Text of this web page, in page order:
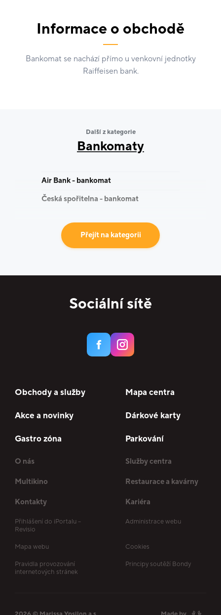
Informace o obchodě
Bankomat se nachází přímo u venkovní jednotky
Raiffeisen bank.
Další z kategorie
Bankomaty
Air Bank - bankomat
Česká spořitelna - bankomat
Přejít na kategorii
Sociální sítě
Obchody a služby Mapa centra
Akce a novinky Dárkové karty
Gastro zóna Parkování
O nás Služby centra
Multikino Restaurace a kavárny
Kontakty Kariéra
Přihlášení do iPortalu –
Revisio
Administrace webu
Mapa webu Cookies
Pravidla provozování
internetových stránek
Principy soutěží Bondy